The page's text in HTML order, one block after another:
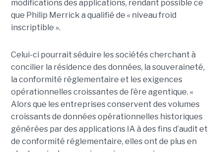
modifications des applications, rendant possible ce
que Philip Merrick a qualifié de « niveau froid
inscriptible ».
Celui-ci pourrait séduire les sociétés cherchant à
concilier la résidence des données, la souveraineté,
la conformité réglementaire et les exigences
opérationnelles croissantes de l’ère agentique. «
Alors que les entreprises conservent des volumes
croissants de données opérationnelles historiques
générées par des applications IA à des fins d’audit et
de conformité réglementaire, elles ont de plus en